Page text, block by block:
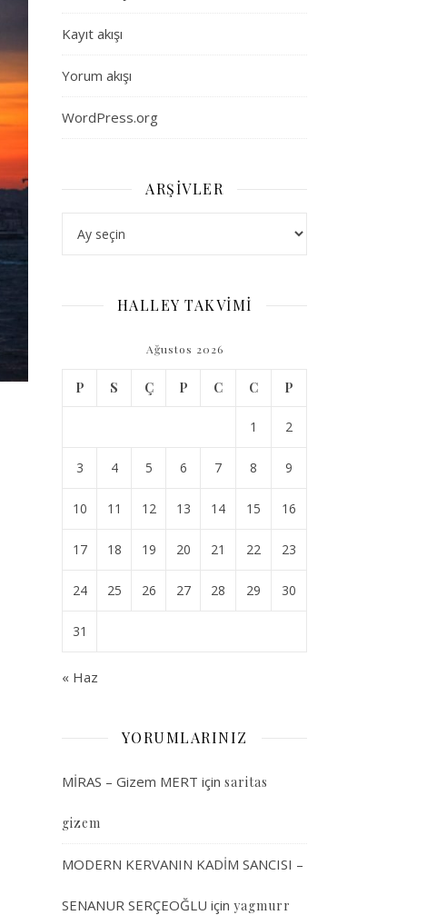
Kayıt akışı
Yorum akışı
WordPress.org
ARŞIVLER
HALLEY TAKVİMİ
Ağustos 2026
P S Ç P C C P
1 2
3 4 5 6 7 8 9
10 11 12 13 14 15 16
17 18 19 20 21 22 23
24 25 26 27 28 29 30
31
« Haz
YORUMLARINIZ
MİRAS – Gizem MERT için saritas
gizem
MODERN KERVANIN KADİM SANCISI –
SENANUR SERÇEOĞLU için yagmurr